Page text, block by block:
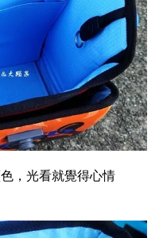
，光看就覺得心情